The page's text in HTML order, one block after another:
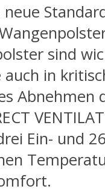
sind
auch in
Abnehmen
Ein- und